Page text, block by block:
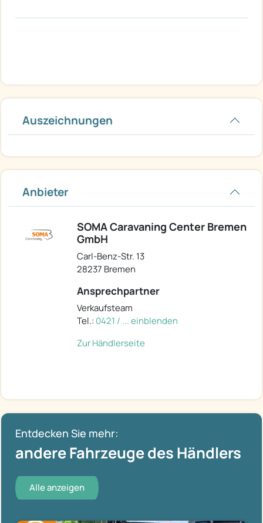
Auszeichnungen
Anbieter
SOMA Caravaning Center Bremen
GmbH
Carl-Benz-Str. 13
28237 Bremen
Ansprechpartner
Verkaufsteam
Tel.: 0421 / ... einblenden
Zur Händlerseite
Entdecken Sie mehr:
andere Fahrzeuge des Händlers
Alle anzeigen